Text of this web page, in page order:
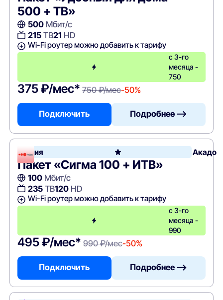
500 + ТВ»
500Мбит/с
215ТВ21 HD
Wi-Fi роутер можно добавить к тарифу
с 3-го
месяца -
750
375 ₽/мес* 750 ₽/мес-50%
Подключить Подробнее —>
Акция Акадо
Пакет «Сигма 100 + ИТВ»
100Мбит/с
235ТВ120HD
Wi-Fi роутер можно добавить к тарифу
с 3-го
месяца -
990
495 ₽/мес* 990 ₽/мес-50%
Подключить Подробнее —>